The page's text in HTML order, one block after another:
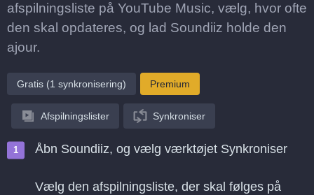
afspilningsliste på YouTube Music, vælg, hvor ofte
den skal opdateres, og lad Soundiiz holde den
ajour.
Gratis (1 synkronisering) Premium
Afspilningslister Synkroniser
Åbn Soundiiz, og vælg værktøjet Synkroniser
Vælg den afspilningsliste, der skal følges på